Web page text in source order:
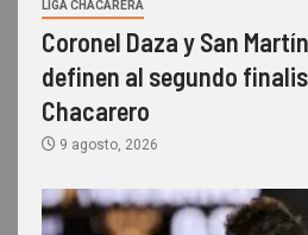
LIGA CHACARERA
Coronel Daza y San
definen al segundo
Chacarero
9 agosto, 2026